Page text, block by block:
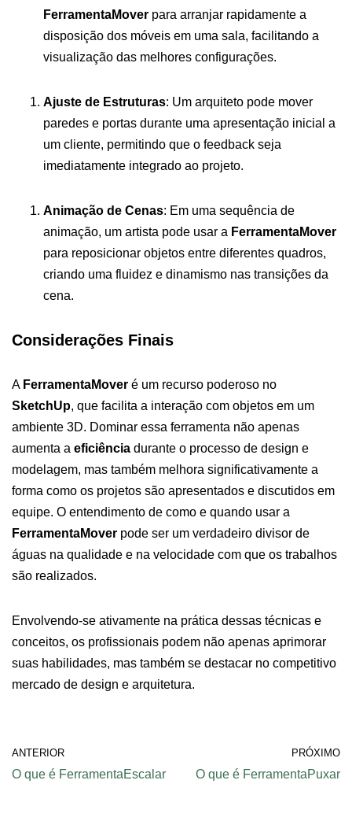
FerramentaMover para arranjar rapidamente a
disposição dos móveis em uma sala, facilitando a
visualização das melhores configurações.
Ajuste de Estruturas: Um arquiteto pode mover
paredes e portas durante uma apresentação inicial a
um cliente, permitindo que o feedback seja
imediatamente integrado ao projeto.
Animação de Cenas: Em uma sequência de
animação, um artista pode usar a FerramentaMover
para reposicionar objetos entre diferentes quadros,
criando uma fluidez e dinamismo nas transições da
cena.
Considerações Finais
A FerramentaMover é um recurso poderoso no
SketchUp, que facilita a interação com objetos em um
ambiente 3D. Dominar essa ferramenta não apenas
aumenta a eficiência durante o processo de design e
modelagem, mas também melhora significativamente a
forma como os projetos são apresentados e discutidos em
equipe. O entendimento de como e quando usar a
FerramentaMover pode ser um verdadeiro divisor de
águas na qualidade e na velocidade com que os trabalhos
são realizados.
Envolvendo-se ativamente na prática dessas técnicas e
conceitos, os profissionais podem não apenas aprimorar
suas habilidades, mas também se destacar no competitivo
mercado de design e arquitetura.
ANTERIOR
O que é FerramentaEscalar
PRÓXIMO
O que é FerramentaPuxar